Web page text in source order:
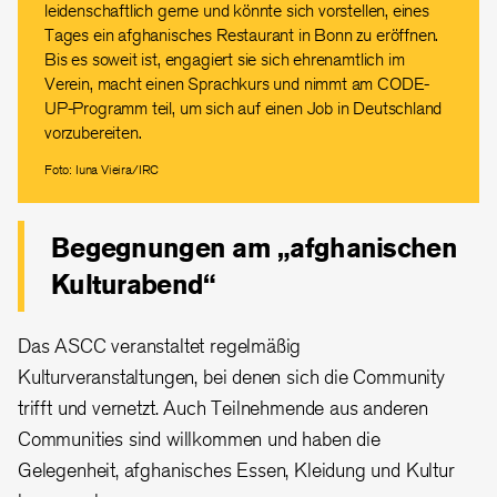
leidenschaftlich gerne und könnte sich vorstellen, eines
Tages ein afghanisches Restaurant in Bonn zu eröffnen.
Bis es soweit ist, engagiert sie sich ehrenamtlich im
Verein, macht einen Sprachkurs und nimmt am CODE-
UP-Programm teil, um sich auf einen Job in Deutschland
vorzubereiten.
Foto: Iuna Vieira/IRC
Begegnungen am „afghanischen
Kulturabend“
Das ASCC veranstaltet regelmäßig
Kulturveranstaltungen, bei denen sich die Community
trifft und vernetzt. Auch Teilnehmende aus anderen
Communities sind willkommen und haben die
Gelegenheit, afghanisches Essen, Kleidung und Kultur